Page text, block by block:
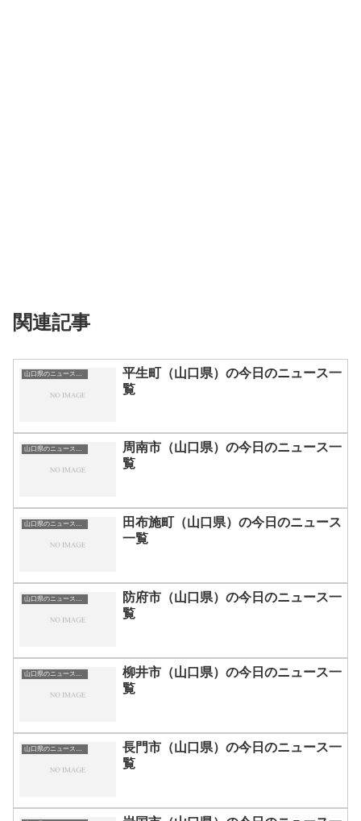
関連記事
山口県のニュース一覧
平生町（山口県）の今日のニュース一
覧
山口県のニュース一覧
周南市（山口県）の今日のニュース一
覧
山口県のニュース一覧
田布施町（山口県）の今日のニュース
一覧
山口県のニュース一覧
防府市（山口県）の今日のニュース一
覧
山口県のニュース一覧
柳井市（山口県）の今日のニュース一
覧
山口県のニュース一覧
長門市（山口県）の今日のニュース一
覧